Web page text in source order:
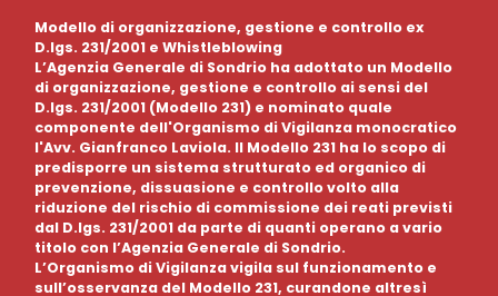
Modello di organizzazione, gestione e controllo ex
D.lgs. 231/2001 e Whistleblowing
L’Agenzia Generale di Sondrio ha adottato un Modello
di organizzazione, gestione e controllo ai sensi del
D.lgs. 231/2001 (Modello 231) e nominato quale
componente dell'Organismo di Vigilanza monocratico
l'Avv. Gianfranco Laviola. Il Modello 231 ha lo scopo di
predisporre un sistema strutturato ed organico di
prevenzione, dissuasione e controllo volto alla
riduzione del rischio di commissione dei reati previsti
dal D.lgs. 231/2001 da parte di quanti operano a vario
titolo con l’Agenzia Generale di Sondrio.
L’Organismo di Vigilanza vigila sul funzionamento e
sull’osservanza del Modello 231, curandone altresì